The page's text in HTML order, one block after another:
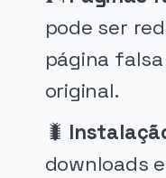
pode ser
página
original.
🐛
downloads